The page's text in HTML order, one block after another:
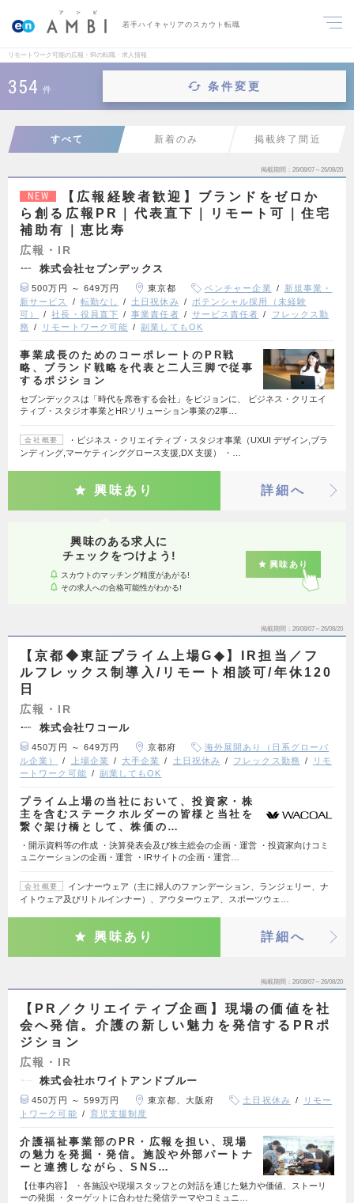
若手ハイキャリアのスカウト転職
リモートワーク可能の広報・IRの転職・求人情報
354 件 条件変更
すべて 新着のみ 掲載終了間近
掲載期間 26/08/07～26/08/20
NEW
【広報経験者歓迎】ブランドをゼロか
ら創る広報PR｜代表直下｜リモート可｜住宅
補助有｜恵比寿
広報・IR
株式会社セブンデックス
500万円 ～ 649万円 東京都 ベンチャー企業
新規事業・
新サービス
転勤なし 土日祝休み
ポテンシャル採用（未経験
可）
社長・役員直下 事業責任者 サービス責任者
フレックス勤
務
リモートワーク可能 副業してもOK
事業成長のためのコーポレートのPR戦
略、ブランド戦略を代表と二人三脚で従事
するポジション
セブンデックスは「時代を席巻する会社」をビジョンに、 ビジネス・クリエイ
ティブ・スタジオ事業とHRソリューション事業の2事…
会社概要
・ビジネス・クリエイティブ・スタジオ事業（UXUI デザイン,ブラ
ンディング,マーケティンググロース支援,DX 支援） ・…
興味あり 詳細へ
興味のある求人に
チェックをつけよう!
スカウトのマッチング精度があがる!
その求人への合格可能性がわかる!
興味あり
掲載期間 26/08/07～26/08/20
【京都◆東証プライム上場G◆】IR担当／フ
ルフレックス制導入/リモート相談可/年休120
日
広報・IR
株式会社ワコール
450万円 ～ 649万円 京都府
海外展開あり（日系グローバ
ル企業）
上場企業 大手企業 土日祝休み フレックス勤務
リモ
ートワーク可能
副業してもOK
プライム上場の当社において、投資家・株
主を含むステークホルダーの皆様と当社を
繋ぐ架け橋として、株価の…
・開示資料等の作成 ・決算発表会及び株主総会の企画・運営 ・投資家向けコミ
ュニケーションの企画・運営 ・IRサイトの企画・運営…
会社概要
インナーウェア（主に婦人のファンデーション、ランジェリー、ナ
イトウェア及びリトルインナー）、アウターウェア、スポーツウェ…
興味あり 詳細へ
掲載期間 26/08/07～26/08/20
【PR／クリエイティブ企画】現場の価値を社
会へ発信。介護の新しい魅力を発信するPRポ
ジション
広報・IR
株式会社ホワイトアンドブルー
450万円 ～ 599万円 東京都、大阪府 土日祝休み
リモー
トワーク可能
育児支援制度
介護福祉事業部のPR・広報を担い、現場
の魅力を発掘・発信。施設や外部パートナ
ーと連携しながら、SNS…
【仕事内容】 ・各施設や現場スタッフとの対話を通じた魅力や価値、ストーリ
ーの発掘 ・ターゲットに合わせた発信テーマやコミュニ…